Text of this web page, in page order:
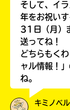
そして、イ
年をお祝い
31日（月）
送ってね！
どちらもく
ャル情報！
ね。
キミノベ